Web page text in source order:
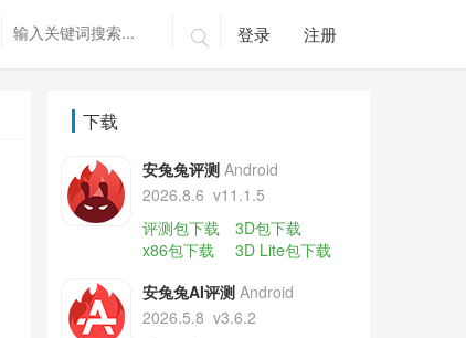
 登录 注册
下载
安兔兔评测 Android
2026.8.6 v11.1.5
评测包下载
3D包下载
x86包下载
3D Lite包下载
安兔兔AI评测 Android
2026.5.8 v3.6.2